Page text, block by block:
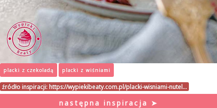
placki z czekoladą placki z wiśniami
źródło inspiracji: https://wypiekibeaty.com.pl/placki-wisniami-nutel…
następna inspiracja ➤